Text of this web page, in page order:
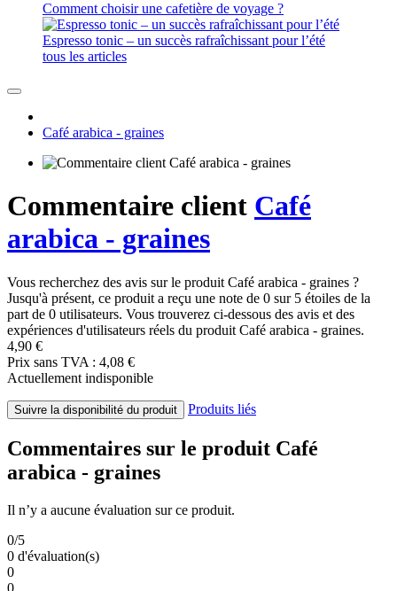
Comment choisir une cafetière de voyage ?
Espresso tonic – un succès rafraîchissant pour l’été
tous les articles
Café arabica - graines
Commentaire client Café
arabica - graines
Vous recherchez des avis sur le produit Café arabica - graines ?
Jusqu'à présent, ce produit a reçu une note de 0 sur 5 étoiles de la
part de 0 utilisateurs. Vous trouverez ci-dessous des avis et des
expériences d'utilisateurs réels du produit Café arabica - graines.
4,90 €
Prix sans TVA : 4,08 €
Actuellement indisponible
Suivre la disponibilité du produit Produits liés
Commentaires sur le produit Café
arabica - graines
Il n’y a aucune évaluation sur ce produit.
0/5
0 d'évaluation(s)
0
0